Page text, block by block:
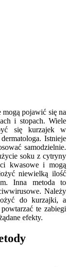
pojawić się na
i stopach. Wiele
się kurzajek w
Istnieje
samodzielnie.
soku z cytryny
kwasowe i mogą
niewielką ilość
Inna metoda to
Należy
do kurzajki, a
te zabiegi
efekty.